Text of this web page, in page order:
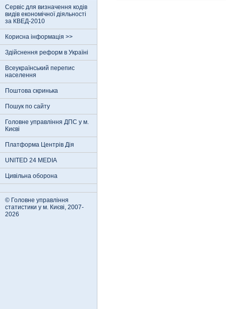
Сервіс для визначення кодів
видів економічної діяльності
за КВЕД-2010
Корисна інформація >>
Здійснення реформ в Україні
Всеукраїнський перепис
населення
Поштова скринька
Пошук по сайту
Головне управління ДПС у м.
Києві
Платформа Центрів Дія
UNITED 24 MEDIA
Цивільна оборона
© Головне управління
статистики у м. Києві, 2007-
2026